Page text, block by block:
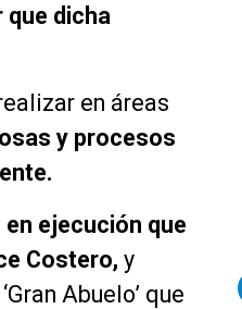
que dicha
en áreas
y procesos
ejecución que
Costero, y
Abuelo’ que